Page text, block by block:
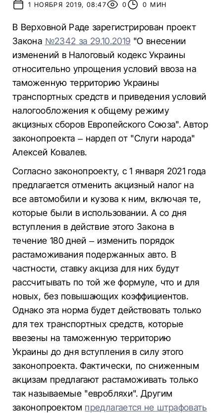
1 НОЯБРЯ 2019, 08:47 0 0 МИН
В Верховной Раде зарегистрирован проект
Закона №2342 за 29.10.2019 "О внесении
изменений в Налоговый кодекс Украины
относительно упрощения условий ввоза на
таможенную территорию Украины
транспортных средств и приведения условий
налогообложения к общему режиму
акцизных сборов Европейского Союза". Автор
законопроекта – нардеп от "Слуги народа"
Алексей Ковалев.
Согласно законопроекту, с 1 января 2021 года
предлагается отменить акцизный налог на
все автомобили и кузова к ним, включая те,
которые были в использовании. А со дня
вступления в действие этого Закона в
течение 180 дней – изменить порядок
растаможивания подержанных авто. В
частности, ставку акциза для них будут
рассчитывать по той же формуле, что и для
новых, без повышающих коэффициентов.
Однако эта норма будет действовать только
для тех транспортных средств, которые
ввезены на таможенную территорию
Украины до дня вступления в силу этого
законопроекта. Фактически, по сниженным
акцизам предлагают растаможивать только
так называемые "евробляхи". Другим
законопроектом предлагается не штрафовать